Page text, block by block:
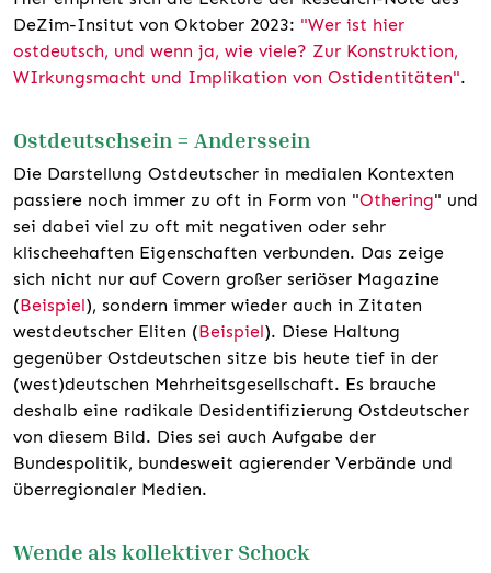
DeZim-Insitut von Oktober 2023: "Wer ist hier
ostdeutsch, und wenn ja, wie viele? Zur Konstruktion,
WIrkungsmacht und Implikation von Ostidentitäten".
Ostdeutschsein = Anderssein
Die Darstellung Ostdeutscher in medialen Kontexten
passiere noch immer zu oft in Form von "Othering" und
sei dabei viel zu oft mit negativen oder sehr
klischeehaften Eigenschaften verbunden. Das zeige
sich nicht nur auf Covern großer seriöser Magazine
(Beispiel), sondern immer wieder auch in Zitaten
westdeutscher Eliten (Beispiel). Diese Haltung
gegenüber Ostdeutschen sitze bis heute tief in der
(west)deutschen Mehrheitsgesellschaft. Es brauche
deshalb eine radikale Desidentifizierung Ostdeutscher
von diesem Bild. Dies sei auch Aufgabe der
Bundespolitik, bundesweit agierender Verbände und
überregionaler Medien.
Wende als kollektiver Schock